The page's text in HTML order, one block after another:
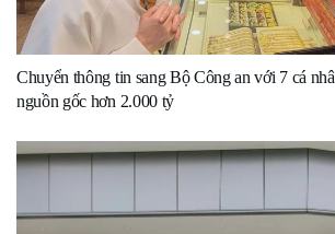
Chuyển thông tin sang Bộ Công an với 7 cá
nguồn gốc hơn 2.000 tỷ